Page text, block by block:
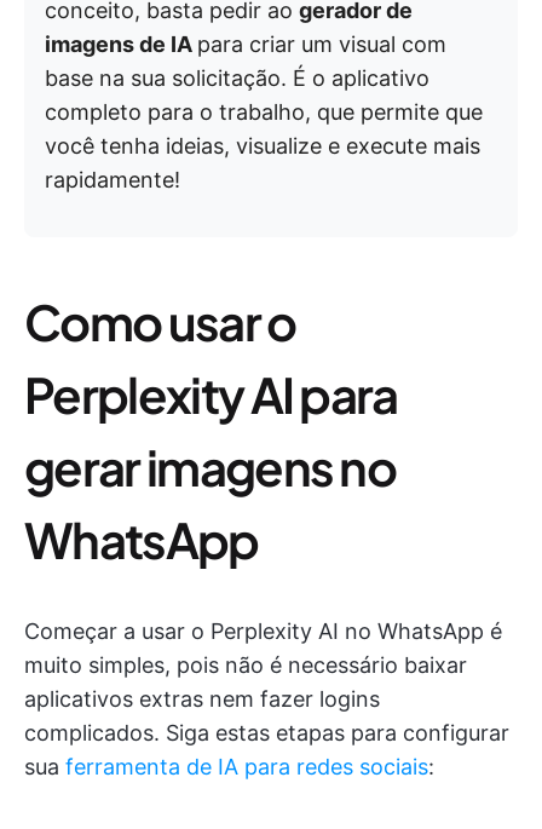
conceito, basta pedir ao gerador de
imagens de IA para criar um visual com
base na sua solicitação. É o aplicativo
completo para o trabalho, que permite que
você tenha ideias, visualize e execute mais
rapidamente!
Como usar o
Perplexity AI para
gerar imagens no
WhatsApp
Começar a usar o Perplexity AI no WhatsApp é
muito simples, pois não é necessário baixar
aplicativos extras nem fazer logins
complicados. Siga estas etapas para configurar
sua ferramenta de IA para redes sociais: